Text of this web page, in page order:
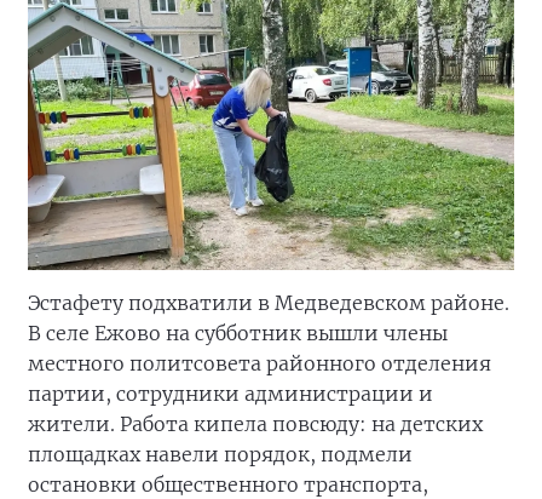
Эстафету подхватили в Медведевском районе.
В селе Ежово на субботник вышли члены
местного политсовета районного отделения
партии, сотрудники администрации и
жители. Работа кипела повсюду: на детских
площадках навели порядок, подмели
остановки общественного транспорта,